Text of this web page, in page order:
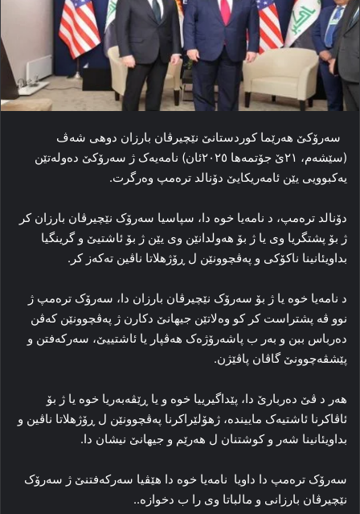
سه‌رۆکێ هه‌رێما کوردستانێ نێچیرڤان بارزان دوهی شه‌ڤ
(سێشه‌م، ۲۱ێ جۆتمه‌ها ۲۰۲٥ئان) نامه‌یه‌ک ژ سه‌رۆکێ ده‌وله‌تێن
یه‌کبوویی یێن ئامه‌ریکایێ دۆنالد ترەمپ وه‌رگرت.
دۆنالد ترەمپ، د نامەیا خوە دا، سپاسیا سه‌رۆک نێچیرڤان بارزان کر
ژ بۆ پشتگریا وی یا ژ بۆ هه‌ولدانێن وی یێن ژ بۆ ئاشتیێ و گرینگیا
بداویئانینا ناکۆکی و په‌ڤچوونێن ل ڕۆژهلاتا ناڤین ته‌که‌ز کر.
د نامه‌یا خوه‌ یا ژ بۆ سه‌رۆک نێچیرڤان بارزان دا، سه‌رۆک ترەمپ ژ
نوو ڤه‌ پشتراست کر کو وه‌لاتێن جیهانێ دکارن ژ په‌ڤچوونێن که‌ڤن
ده‌رباس ببن و به‌ر ب پاشه‌رۆژه‌ک هه‌ڤپار یا ئاشتییێ، سەرکەفتن و
پێشڤه‌چوونێ گاڤان پاڤێژن.
هەر د ڤێ دەربارێ دا، پێداگیرییا خوە و یا ڕێڤه‌به‌ریا خوە یا ژ بۆ
ئاڤاکرنا ئاشتیه‌ک مایینده‌، ژهۆلێراکرنا په‌ڤچوونێن ل ڕۆژهلاتا ناڤین و
بداویئانینا شه‌ر و کوشتنان ل هه‌رێم و جیهانێ نیشان دا.
سه‌رۆک ترەمپ دا داویا نامه‌یا خوه‌ دا هێڤیا سه‌رکه‌فتنێ ژ سه‌رۆک
نێچیرڤان بارزانی و مالباتا وی را ب دخوازە..